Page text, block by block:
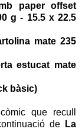
paper offset
g - 15.5 x 22.5
mate 235
estucat mate
bàsic)
que recull
de
La